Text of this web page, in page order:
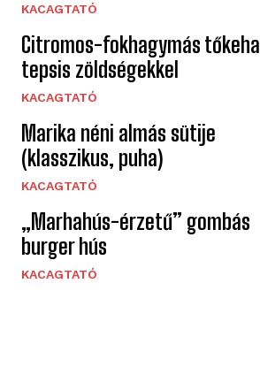
KACAGTATÓ
Citromos-fokhagymás tőkehal
tepsis zöldségekkel
KACAGTATÓ
Marika néni almás sütije
(klasszikus, puha)
KACAGTATÓ
„Marhahús-érzetű” gombás
burger hús
KACAGTATÓ